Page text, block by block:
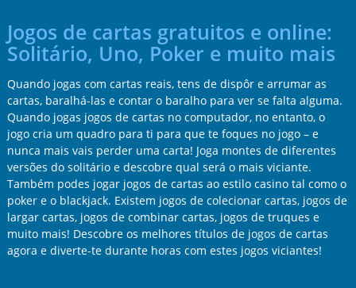
Jogos de cartas gratuitos e online:
Solitário, Uno, Poker e muito mais
Quando jogas com cartas reais, tens de dispôr e arrumar as
cartas, baralhá-las e contar o baralho para ver se falta alguma.
Quando jogas jogos de cartas no computador, no entanto, o
jogo cria um quadro para ti para que te foques no jogo – e
nunca mais vais perder uma carta! Joga montes de diferentes
versões do solitário e descobre qual será o mais viciante.
Também podes jogar jogos de cartas ao estilo casino tal como o
poker e o blackjack. Existem jogos de colecionar cartas, jogos de
largar cartas, jogos de combinar cartas, jogos de truques e
muito mais! Descobre os melhores títulos de jogos de cartas
agora e diverte-te durante horas com estes jogos viciantes!